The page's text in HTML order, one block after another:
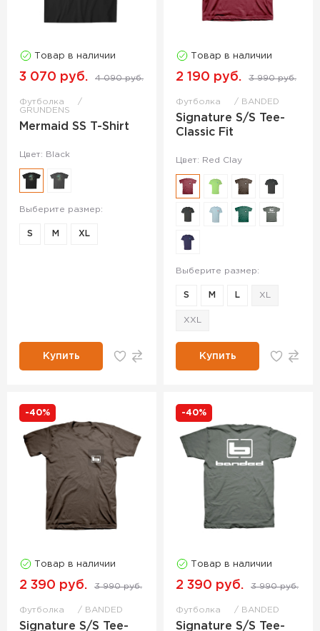
Товар в наличии
3 070 руб. 4 090 руб.
Футболка
GRUNDENS
Mermaid SS T-Shirt
Цвет: Black
Выберите размер:
S M XL
Купить
Товар в наличии
2 190 руб. 3 990 руб.
Футболка BANDED
Signature S/S Tee-
Classic Fit
Цвет: Red Clay
Выберите размер:
S M L XL
XXL
Купить
-40%
Товар в наличии
2 390 руб. 3 990 руб.
Футболка BANDED
Signature S/S Tee-
-40%
Товар в наличии
2 390 руб. 3 990 руб.
Футболка BANDED
Signature S/S Tee-